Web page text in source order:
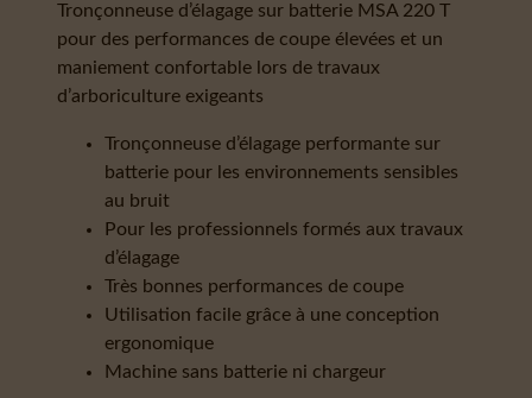
Tronçonneuse d’élagage sur batterie MSA 220 T
pour des performances de coupe élevées et un
maniement confortable lors de travaux
d’arboriculture exigeants
Tronçonneuse d’élagage performante sur
batterie pour les environnements sensibles
au bruit
Pour les professionnels formés aux travaux
d’élagage
Très bonnes performances de coupe
Utilisation facile grâce à une conception
ergonomique
Machine sans batterie ni chargeur